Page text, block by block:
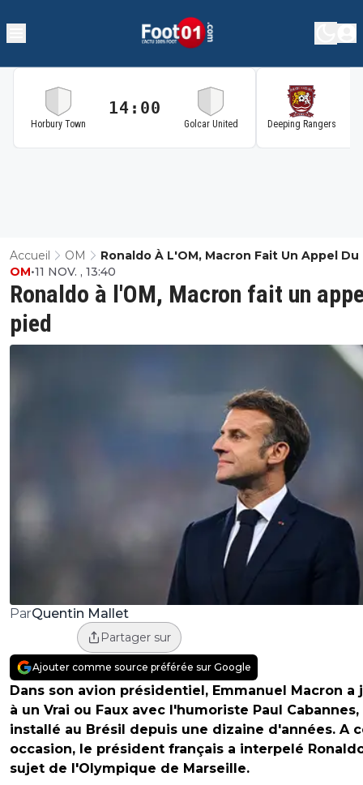
Horbury Town
14:00
Golcar United Deeping Rangers
Accueil OM Ronaldo À L'OM, Macron Fait Un Appel Du
Ronaldo à l'OM, Macron fait un
pied
OM•11 NOV. , 13:40
ParQuentin Mallet
Partager sur
Ajouter comme source préférée sur Google
Dans son avion présidentiel, Emmanuel Macron a
à un Vrai ou Faux avec l'humoriste Paul Cabannes,
installé au Brésil depuis une dizaine d'années. A
occasion, le président français a interpelé
sujet de l'Olympique de Marseille.